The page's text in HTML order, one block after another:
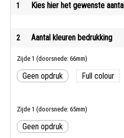
1 Kies hier het gewenste aantal
2 Aantal kleuren bedrukking
Zijde 1 (doorsnede: 66mm)
Geen opdruk Full colour
Zijde 1 (doorsnede: 65mm)
Geen opdruk